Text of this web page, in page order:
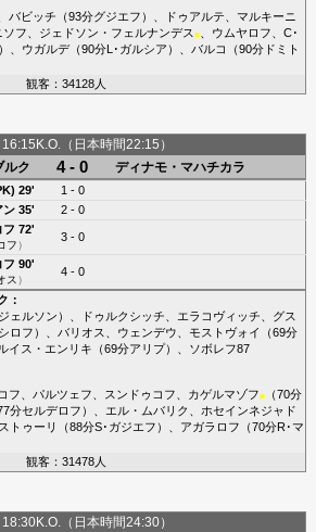
バビッチ （93分グジエフ ）、 ドゥアルテ
マルキーニ
ソフ ジェドソン・フェルナンデス ■、 ウムヤロフ
C･
）、 ウガルデ（90分L･ガルシア ）、 バルコ （90分ドミト
観客：34128人
（日本時間22:15）
ルク
4 - 0 ディナモ・マハチカラ
29'
1 - 0
ン35'
2 - 0
フ 72'
フ）
3 - 0
フ 90'
ス ）
4 - 0
：
ェルソン ）、 ドゥルクシッチ エラコヴィッチ
グス
ロフ ）、 バリオス ウェンデウ モストヴォイ
（69分
イス・エンリキ （69分アリプ）、 ソボレフ87
フ パルツェフ スンドゥコフ カゲルマゾフ■（70分
分セルデロフ ）、 エル・ムバリク
ホセインネジャド
トゥーリ （88分S･ガジエフ ）、 アガラロフ （70分R･マ
観客：31478人
（日本時間24:30）